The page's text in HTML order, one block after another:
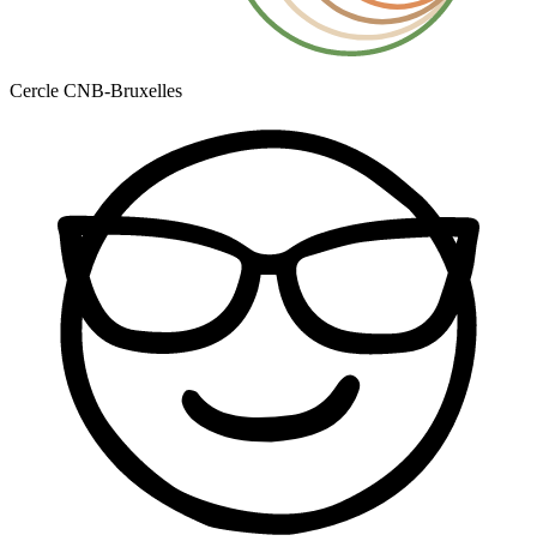
Cercle CNB-Bruxelles